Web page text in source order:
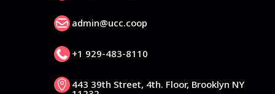
 admin@ucc.coop
 +1 929-483-8110
 443 39th Street, 4th. Floor, Brooklyn NY